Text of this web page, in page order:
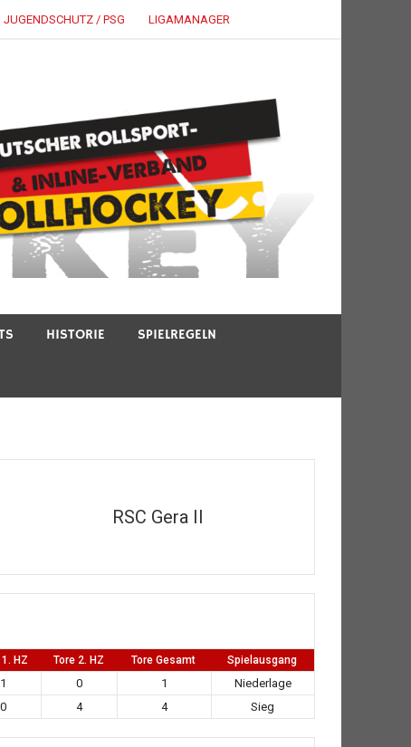
JUGENDSCHUTZ / PSG LIGAMANAGER
HISTORIE SPIELREGELN
RSC Gera II
HZ Tore 2. HZ Tore Gesamt Spielausgang
1 0 1
Niederlage
0 4 4 Sieg